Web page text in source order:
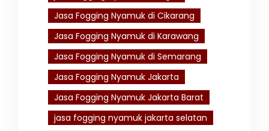
Jasa Fogging Nyamuk di Cikarang
Jasa Fogging Nyamuk di Karawang
Jasa Fogging Nyamuk di Semarang
Jasa Fogging Nyamuk Jakarta
Jasa Fogging Nyamuk Jakarta Barat
jasa fogging nyamuk jakarta selatan